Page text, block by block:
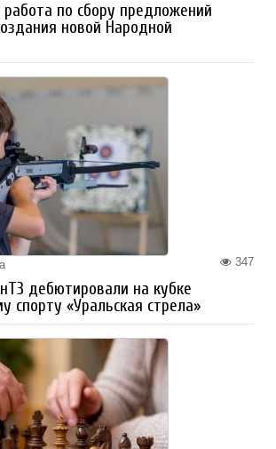
по сбору предложений
новой Народной
347
дебютировали на кубке
спорту «Уральская стрела»